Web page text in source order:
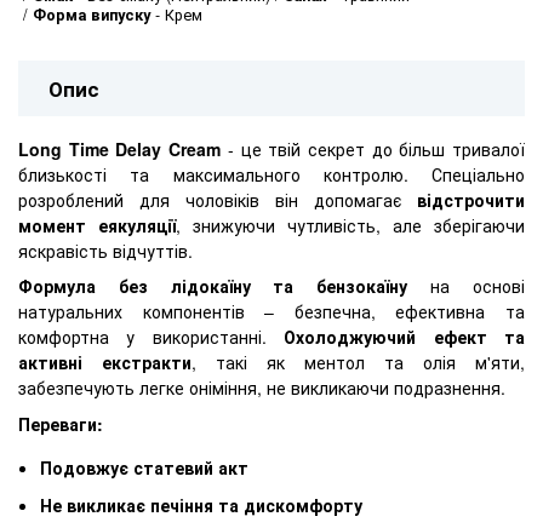
Форма випуску - Крем
Опис
Long Time Delay Cream - це твій секрет до більш тривалої
близькості та максимального контролю. Спеціально
розроблений для чоловіків він допомагає відстрочити
момент еякуляції, знижуючи чутливість, але зберігаючи
яскравість відчуттів.
Формула без лідокаїну та бензокаїну на основі
натуральних компонентів – безпечна, ефективна та
комфортна у використанні. Охолоджуючий ефект та
активні екстракти, такі як ментол та олія м'яти,
забезпечують легке оніміння, не викликаючи подразнення.
Переваги:
Подовжує статевий акт
Не викликає печіння та дискомфорту